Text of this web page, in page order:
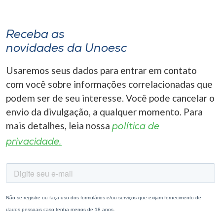
Receba as
novidades da Unoesc
Usaremos seus dados para entrar em contato
com você sobre informações correlacionadas que
podem ser de seu interesse. Você pode cancelar o
envio da divulgação, a qualquer momento. Para
mais detalhes, leia nossa política de
privacidade.